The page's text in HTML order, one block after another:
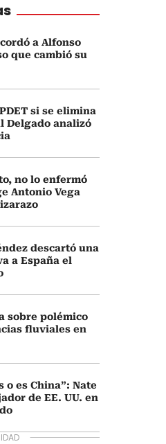
a Alfonso
que cambió su
si se elimina
Delgado analizó
no lo enfermó
Antonio Vega
descartó una
a España el
sobre polémico
fluviales en
o es China”: Nate
de EE. UU. en